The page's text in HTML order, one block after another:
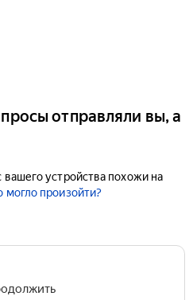
отправляли вы, а
устройства похожи на
могло произойти?